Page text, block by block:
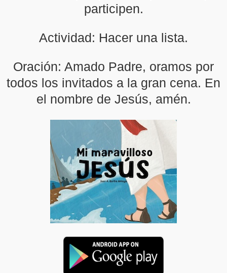
participen.
Actividad: Hacer una lista.
Oración: Amado Padre, oramos por
todos los invitados a la gran cena. En
el nombre de Jesús, amén.